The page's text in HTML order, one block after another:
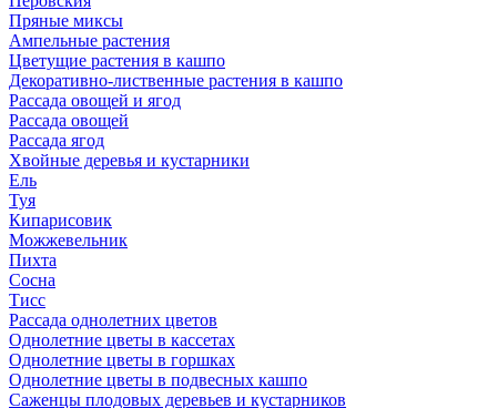
Пряные миксы
Ампельные растения
Цветущие растения в кашпо
Декоративно-лиственные растения в кашпо
Рассада овощей и ягод
Рассада овощей
Рассада ягод
Хвойные деревья и кустарники
Ель
Туя
Кипарисовик
Можжевельник
Пихта
Сосна
Тисc
Рассада однолетних цветов
Однолетние цветы в кассетах
Однолетние цветы в горшках
Однолетние цветы в подвесных кашпо
Саженцы плодовых деревьев и кустарников